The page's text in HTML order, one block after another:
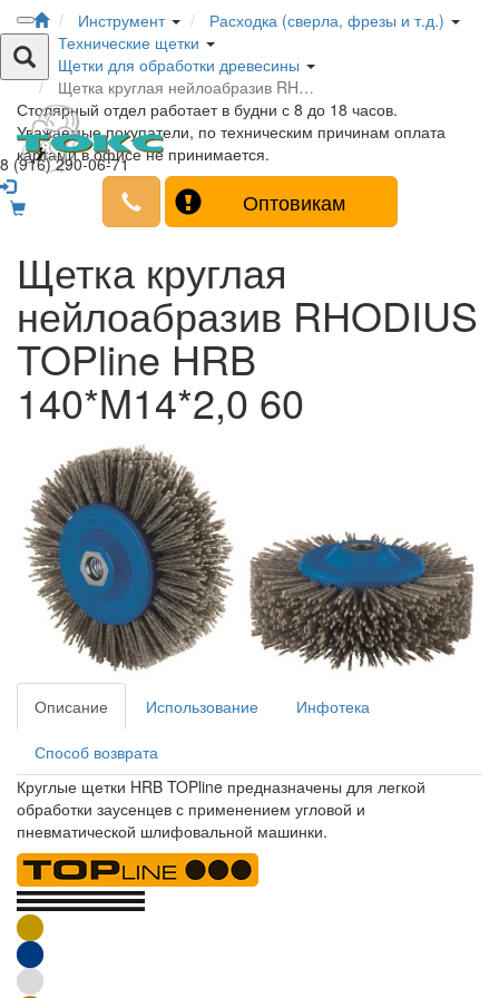
8 (916) 290-06-71
Инструмент
Расходка (сверла, фрезы и т.д.)
Технические щетки
Щетки для обработки древесины
Щетка круглая нейлоабразив RH…
Столярный отдел работает в будни с 8 до 18 часов.
Уважаемые покупатели, по техническим причинам оплата
картами в офисе не принимается.
Оптовикам
Щетка круглая
нейлоабразив RHODIUS
TOPline HRB
140*M14*2,0 60
Описание Использование Инфотека
Способ возврата
Круглые щетки HRB TOPline предназначены для легкой
обработки заусенцев с применением угловой и
пневматической шлифовальной машинки.